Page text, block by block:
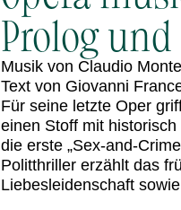
Prolog und
Musik von Claudio
Text von Giovanni
Für seine letzte Oper
einen Stoff mit
die erste „Sex-and-
Politthriller erzählt das
Liebesleidenschaft